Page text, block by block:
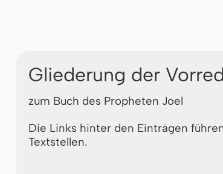
Gliederung der
zum Buch des Propheten Joel
Die Links hinter den Einträgen
Textstellen.